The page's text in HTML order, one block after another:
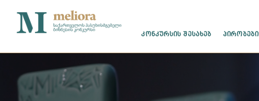
ᲙᲝᲜᲙᲣᲠᲡᲘᲡ ᲨᲔᲡᲐᲮᲔᲑ ᲞᲘᲠᲝᲑᲔᲑᲘ